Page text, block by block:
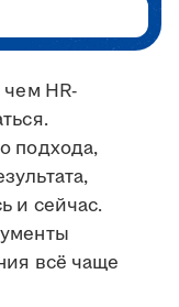
HR-
подхода,
и сейчас.
всё чаще